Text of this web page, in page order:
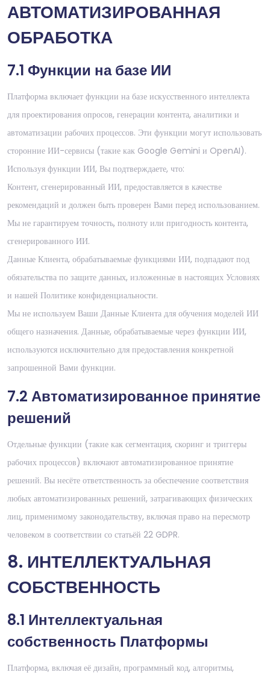
АВТОМАТИЗИРОВАННАЯ
ОБРАБОТКА
7.1 Функции на базе ИИ
Платформа включает функции на базе искусственного интеллекта
для проектирования опросов, генерации контента, аналитики и
автоматизации рабочих процессов. Эти функции могут использовать
сторонние ИИ-сервисы (такие как Google Gemini и OpenAI).
Используя функции ИИ, Вы подтверждаете, что:
Контент, сгенерированный ИИ, предоставляется в качестве
рекомендаций и должен быть проверен Вами перед использованием.
Мы не гарантируем точность, полноту или пригодность контента,
сгенерированного ИИ.
Данные Клиента, обрабатываемые функциями ИИ, подпадают под
обязательства по защите данных, изложенные в настоящих Условиях
и нашей Политике конфиденциальности.
Мы не используем Ваши Данные Клиента для обучения моделей ИИ
общего назначения. Данные, обрабатываемые через функции ИИ,
используются исключительно для предоставления конкретной
запрошенной Вами функции.
7.2 Автоматизированное принятие
решений
Отдельные функции (такие как сегментация, скоринг и триггеры
рабочих процессов) включают автоматизированное принятие
решений. Вы несёте ответственность за обеспечение соответствия
любых автоматизированных решений, затрагивающих физических
лиц, применимому законодательству, включая право на пересмотр
человеком в соответствии со статьёй 22 GDPR.
8. ИНТЕЛЛЕКТУАЛЬНАЯ
СОБСТВЕННОСТЬ
8.1 Интеллектуальная
собственность Платформы
Платформа, включая её дизайн, программный код, алгоритмы,